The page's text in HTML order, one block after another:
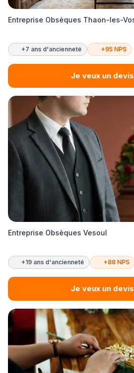
Entreprise Obsèques Thaon-les-
+7 ans d'ancienneté +95 NPS
Je veux un
Entreprise Obsèques Vesoul
+19 ans d'ancienneté +88 NPS
Je veux un